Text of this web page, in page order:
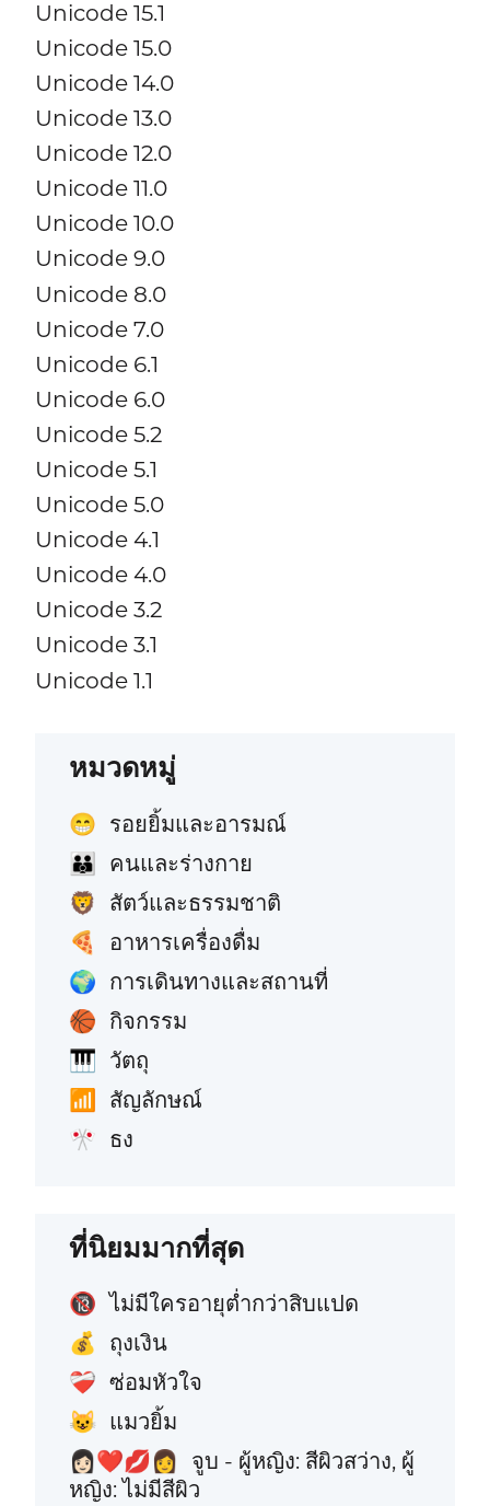
Unicode 15.1
Unicode 15.0
Unicode 14.0
Unicode 13.0
Unicode 12.0
Unicode 11.0
Unicode 10.0
Unicode 9.0
Unicode 8.0
Unicode 7.0
Unicode 6.1
Unicode 6.0
Unicode 5.2
Unicode 5.1
Unicode 5.0
Unicode 4.1
Unicode 4.0
Unicode 3.2
Unicode 3.1
Unicode 1.1
หมวดหมู่
😁 รอยยิ้มและอารมณ์
👪 คนและร่างกาย
🦁 สัตว์และธรรมชาติ
🍕 อาหารเครื่องดื่ม
🌍 การเดินทางและสถานที่
🏀 กิจกรรม
🎹 วัตถุ
📶 สัญลักษณ์
🎌 ธง
ที่นิยมมากที่สุด
🔞 ไม่มีใครอายุต่ำกว่าสิบแปด
💰 ถุงเงิน
❤️‍🩹 ซ่อมหัวใจ
😺 แมวยิ้ม
👩🏻‍❤️‍💋‍👩
จูบ - ผู้หญิง: สีผิวสว่าง, ผู้
หญิง: ไม่มีสีผิว